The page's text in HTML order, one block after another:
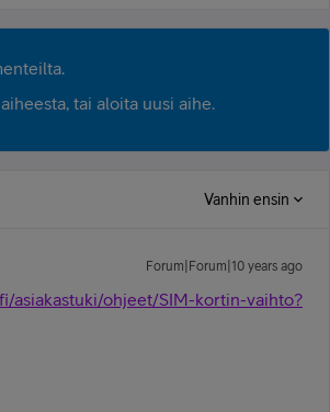
tai aloita uusi aihe.
Vanhin ensin
Forum|Forum|10 years ago
asiakastuki/ohjeet/SIM-kortin-vaihto?